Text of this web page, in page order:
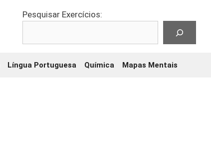
Pesquisar Exercícios:
Língua Portuguesa Química Mapas Mentais